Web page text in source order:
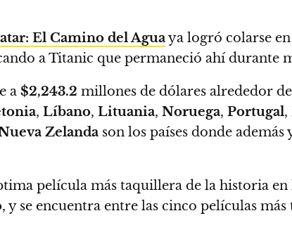
El Camino del Aguaya logró colarse
a Titanic que permaneció ahí durante
a $2,243.2 millones de dólares alrededor
, Líbano, Lituania, Noruega, Portugal,
Zelanda son los países donde
película más taquillera de la historia en
, y se encuentra entre las cinco películas